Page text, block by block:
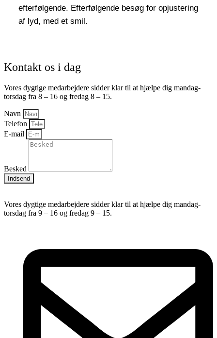
efterfølgende. Efterfølgende besøg for opjustering
af lyd, med et smil.
Kontakt os i dag
Vores dygtige medarbejdere sidder klar til at hjælpe dig mandag-
torsdag fra 8 – 16 og fredag 8 – 15.
Navn
Telefon
E-mail
Besked
Indsend
Vores dygtige medarbejdere sidder klar til at hjælpe dig mandag-
torsdag fra 9 – 16 og fredag 9 – 15.